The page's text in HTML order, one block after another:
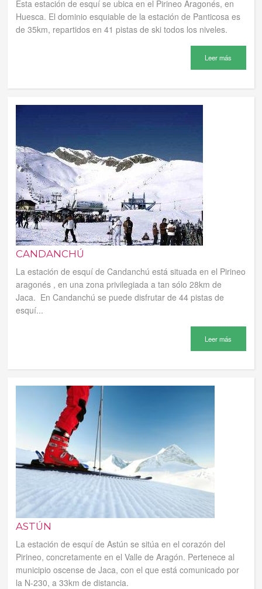
Esta estación de esquí se ubica en el Pirineo Aragonés, en
Huesca. El dominio esquiable de la estación de Panticosa es
de 35km, repartidos en 41 pistas de ski todos los niveles.
Leer más
CANDANCHÚ
La estación de esquí de Candanchú está situada en el Pirineo
aragonés , en una zona privilegiada a tan sólo 28km de
Jaca. En Candanchú se puede disfrutar de 44 pistas de
esquí...
Leer más
ASTÚN
La estación de esquí de Astún se sitúa en el corazón del
Pirineo, concretamente en el Valle de Aragón. Pertenece al
municipio oscense de Jaca, con el que está comunicado por
la N-230, a 33km de distancia.